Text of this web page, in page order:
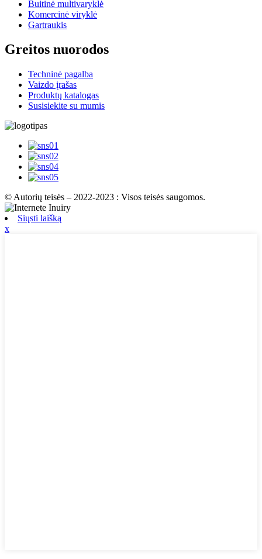
Buitinė multivaryklė
Komercinė viryklė
Gartraukis
Greitos nuorodos
Techninė pagalba
Vaizdo įrašas
Produktų katalogas
Susisiekite su mumis
© Autorių teisės – 2022-2023 : Visos teisės saugomos.
Siųsti laišką
x